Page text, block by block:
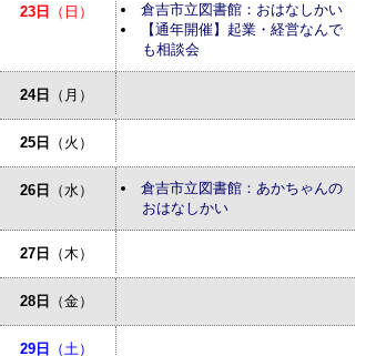
23日 （日）
倉吉市立図書館：おはなしかい
【通年開催】起業・経営なんで
も相談会
24日 （月）
25日 （火）
26日 （水）
倉吉市立図書館：あかちゃんの
おはなしかい
27日 （木）
28日 （金）
29日 （土）